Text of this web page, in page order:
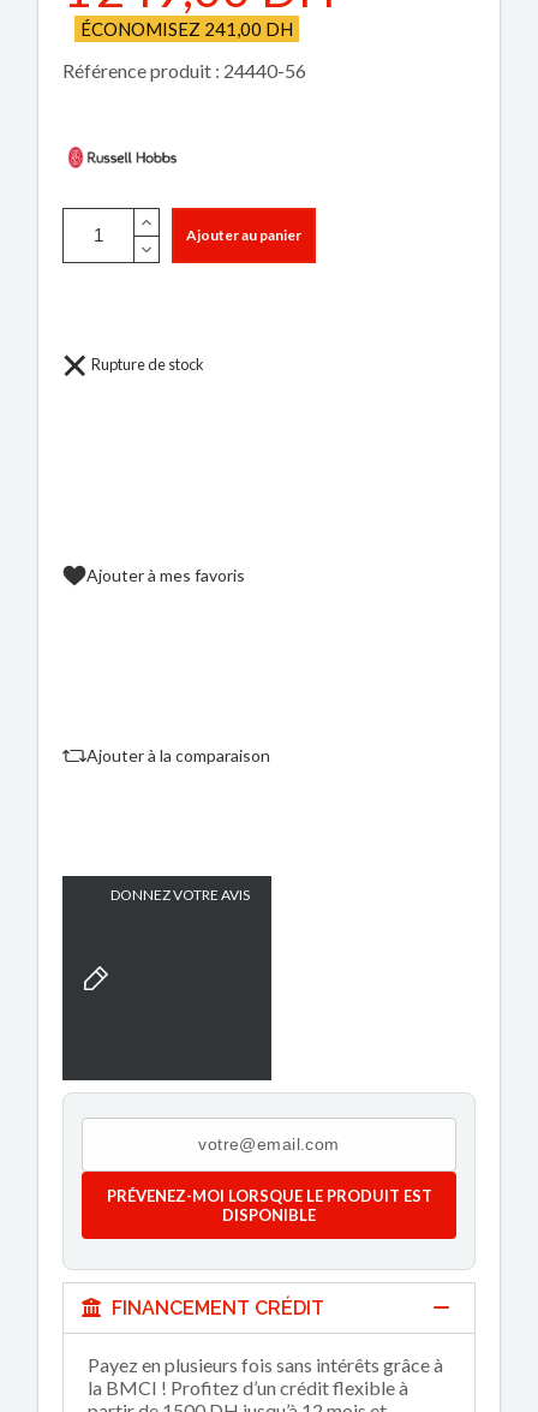
ÉCONOMISEZ 241,00 DH
Référence produit : 24440-56
Ajouter au panier
Rupture de stock
Ajouter à mes favoris
Ajouter à la comparaison
DONNEZ VOTRE AVIS
PRÉVENEZ-MOI LORSQUE LE PRODUIT EST
DISPONIBLE
FINANCEMENT CRÉDIT
Payez en plusieurs fois sans intérêts grâce à
la BMCI ! Profitez d’un crédit flexible à